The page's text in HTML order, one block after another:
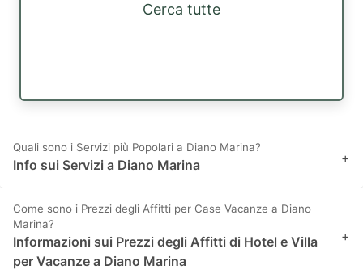
Cerca tutte
Quali sono i Servizi più Popolari a Diano Marina?
Info sui Servizi a Diano Marina +
Come sono i Prezzi degli Affitti per Case Vacanze a Diano
Marina?
Informazioni sui Prezzi degli Affitti di Hotel e Villa
per Vacanze a Diano Marina
+